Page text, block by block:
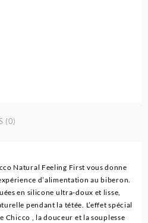
(0)
Natural Feeling First vous donne
d’alimentation au biberon.
en silicone ultra-doux et lisse,
pendant la tétée. L’effet spécial
Chicco , la douceur et la souplesse